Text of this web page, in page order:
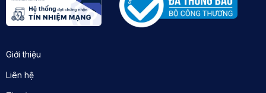
Giới thiệu
Liên hệ